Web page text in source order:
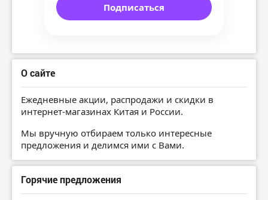
Подписаться
О сайте
Ежедневные акции, распродажи и скидки в
интернет-магазинах Китая и России.
Мы вручную отбираем только интересные
предложения и делимся ими с Вами.
Горячие предложения